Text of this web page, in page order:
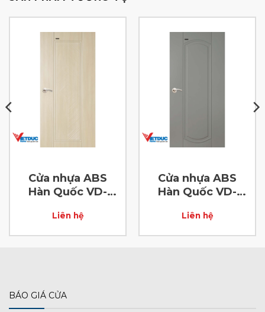
Cửa nhựa ABS
Hàn Quốc VD-
Liên hệ
Cửa nhựa ABS
Hàn Quốc VD-
Liên hệ
BÁO GIÁ CỬA